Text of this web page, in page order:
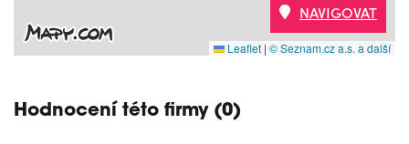
Leaflet | © Seznam.cz a.s. a další
NAVIGOVAT
Hodnocení této firmy (0)